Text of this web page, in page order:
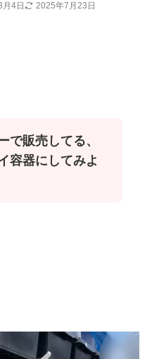
4日 2025年7月23日
で販売してる、
容器にしてみよ